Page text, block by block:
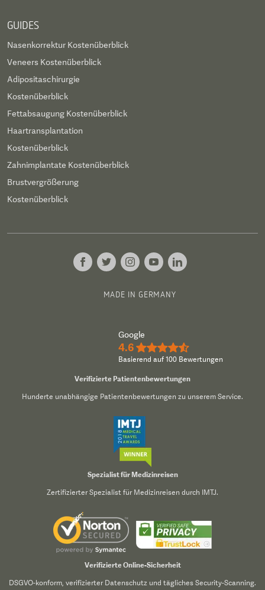
GUIDES
Nasenkorrektur Kostenüberblick
Veneers Kostenüberblick
Adipositaschirurgie
Kostenüberblick
Fettabsaugung Kostenüberblick
Haartransplantation
Kostenüberblick
Zahnimplantate Kostenüberblick
Brustvergrößerung
Kostenüberblick
MADE IN GERMANY
Google
4.6 ★★★★½
Basierend auf 100 Bewertungen
Verifizierte Patientenbewertungen
Hunderte unabhängige Patientenbewertungen zu unserem Service.
Spezialist für Medizinreisen
Zertifizierter Spezialist für Medizinreisen durch IMTJ.
Verifizierte Online-Sicherheit
DSGVO-konform, verifizierter Datenschutz und tägliches Security-Scanning.